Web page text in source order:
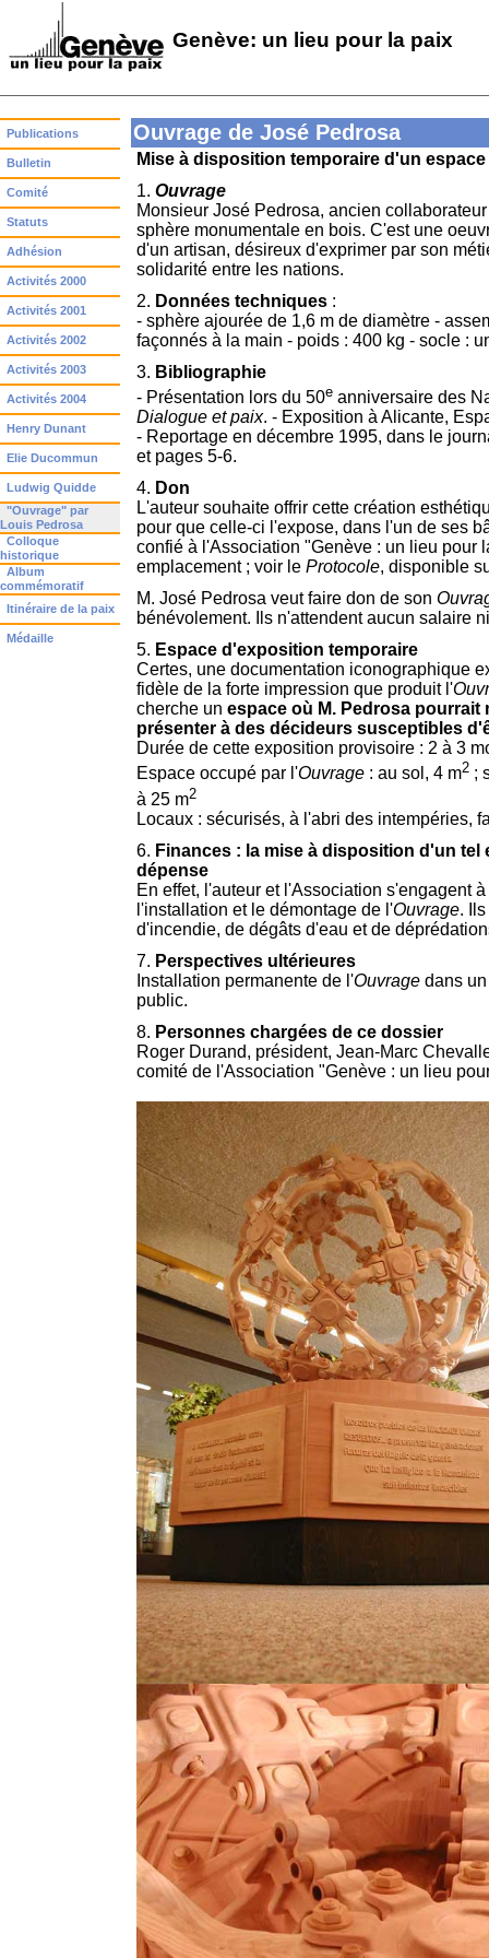
Genève: un lieu pour la paix
Publications
Bulletin
Comité
Statuts
Adhésion
Activités 2000
Activités 2001
Activités 2002
Activités 2003
Activités 2004
Henry Dunant
Elie Ducommun
Ludwig Quidde
"Ouvrage" par
Louis Pedrosa
Colloque
historique
Album
commémoratif
Itinéraire de la paix
Médaille
Ouvrage de José Pedrosa
Mise à disposition temporaire d'un
1. Ouvrage
Monsieur José Pedrosa, ancien
sphère monumentale en bois. C'est une
d'un artisan, désireux d'exprimer par son
solidarité entre les nations.
2. Données techniques :
- sphère ajourée de 1,6 m de diamètre -
façonnés à la main - poids : 400 kg - socle :
3. Bibliographie
- Présentation lors du 50e anniversaire des
Dialogue et paix. - Exposition à Alicante,
- Reportage en décembre 1995, dans le
et pages 5-6.
4. Don
L'auteur souhaite offrir cette création
pour que celle-ci l'expose, dans l'un de ses
confié à l'Association "Genève : un lieu pour
emplacement ; voir le Protocole, disponible
M. José Pedrosa veut faire don de son
bénévolement. Ils n'attendent aucun salaire
5. Espace d'exposition temporaire
Certes, une documentation iconographique
fidèle de la forte impression que produit l'
cherche un espace où M. Pedrosa
présenter à des décideurs susceptibles
Durée de cette exposition provisoire : 2 à 3
Espace occupé par l'Ouvrage : au sol, 4 m2 ;
à 25 m2
Locaux : sécurisés, à l'abri des intempéries,
6. Finances : la mise à disposition d'un
dépense
En effet, l'auteur et l'Association s'engagent
l'installation et le démontage de l'Ouvrage.
d'incendie, de dégâts d'eau et de
7. Perspectives ultérieures
Installation permanente de l'Ouvrage dans
public.
8. Personnes chargées de ce dossier
Roger Durand, président, Jean-Marc
comité de l'Association "Genève : un lieu